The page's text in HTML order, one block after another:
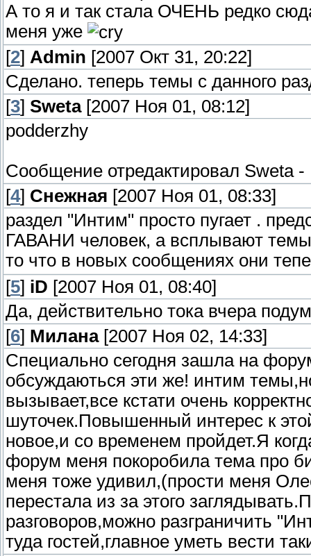
А то я и так стала ОЧЕНЬ редко
меня уже
[2] Admin [2007 Окт 31, 20:22]
Сделано. теперь темы с данного
[3] Sweta[2007 Ноя 01, 08:12]
podderzhy
Сообщение отредактировал Sweta-
[4] Снежная [2007 Ноя 01, 08:33]
раздел "Интим" просто пугает .
ГАВАНИ человек, а всплывают
то что в новых сообщениях они
[5] iD [2007 Ноя 01, 08:40]
Да, действительно тока вчера
[6] Милана[2007 Ноя 02, 14:33]
Специально сегодня зашла на
обсуждаються эти же! интим
вызывает,все кстати очень
шуточек.Повышенный интерес к
новое,и со временем пройдет.Я
форум меня покоробила тема про
меня тоже удивил,(прости меня
перестала из за этого
разговоров,можно разграничить
туда гостей,главное уметь вести